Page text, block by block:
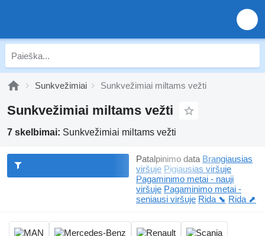
Sunkvežimiai Sunkvežimiai miltams vežti
Sunkvežimiai miltams vežti
7 skelbimai: Sunkvežimiai miltams vežti
Patalpinimo data Brangiausias
viršuje Pigiausias viršuje
Pagaminimo metai - nauji
viršuje Pagaminimo metai -
seniausi viršuje Rida ⬊ Rida ⬈